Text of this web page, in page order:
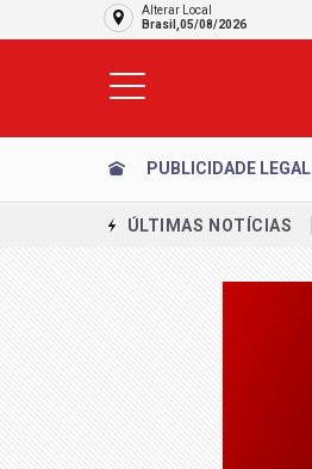
Alterar Local
Brasil,05/08/2026
PUBLICIDADE LEGAL
ÚLTIMAS NOTÍCIAS